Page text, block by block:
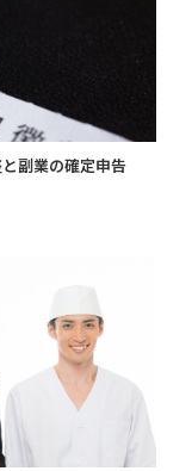
副業の確定申告